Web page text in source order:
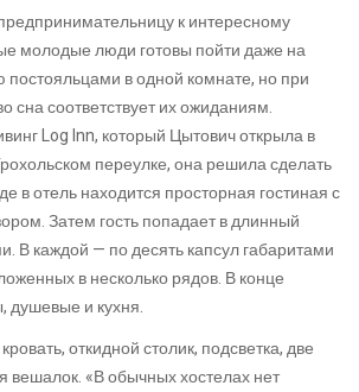
к интересному
молодые люди готовы пойти даже на
постояльцами в одной комнате, но при
сна соответствует их ожиданиям.
Log Inn, который Цытович открыла в
переулке, она решила сделать
в отель находится просторная гостиная с
Затем гость попадает в длинный
В каждой — по десять капсул габаритами
в несколько рядов. В конце
душевые и кухня.
откидной столик, подсветка, две
вешалок. «В обычных хостелах нет